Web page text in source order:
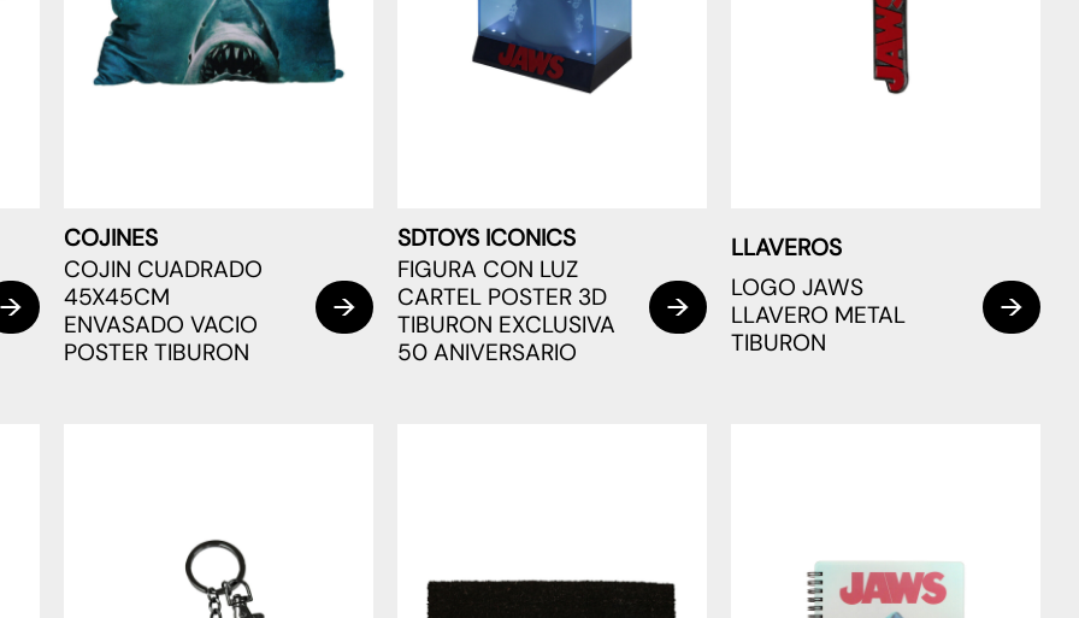
COJINES
COJIN CUADRADO
45X45CM
ENVASADO VACIO
POSTER TIBURON
SDTOYS ICONICS
FIGURA CON LUZ
CARTEL POSTER 3D
TIBURON EXCLUSIVA
50 ANIVERSARIO
LLAVEROS
LOGO JAWS
LLAVERO METAL
TIBURON